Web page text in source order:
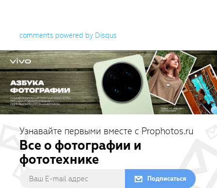
comments powered by Disqus
Узнавайте первыми вместе с Prophotos.ru
Все о фотографии и
фототехнике
Подписаться